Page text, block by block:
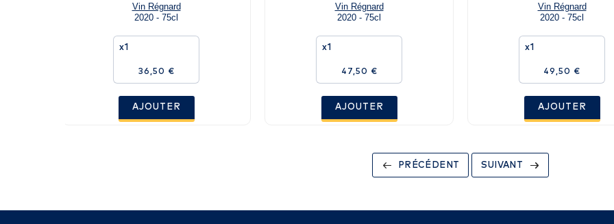
Vin Régnard
2020 - 75cl
x1
36,50 €
AJOUTER
Vin Régnard
2020 - 75cl
x1
47,50 €
AJOUTER
Vin Régnard
2020 - 75cl
x1
49,50 €
AJOUTER
PRÉCÉDENT SUIVANT